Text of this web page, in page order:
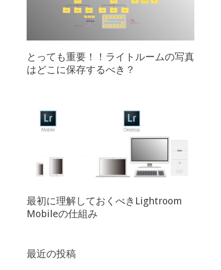
とっても重要！！ライトルームの写真
はどこに保存するべき？
最初に理解しておくべきLightroom
Mobileの仕組み
最近の投稿